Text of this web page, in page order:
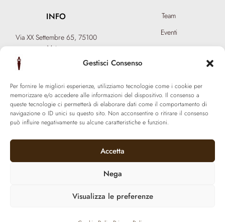
Gestisci Consenso
Per fornire le migliori esperienze, utilizziamo tecnologie come i cookie per
memorizzare e/o accedere alle informazioni del dispositivo. Il consenso a
queste tecnologie ci permetterà di elaborare dati come il comportamento di
navigazione o ID unici su questo sito. Non acconsentire o ritirare il consenso
può influire negativamente su alcune caratteristiche e funzioni.
Accetta
Nega
Visualizza le preferenze
INFO
Via XX Settembre 65, 75100
Matera
T: +39 0835 18 81 656
info@ferraronisignature.com
Team
Eventi
Diventa Hair Spa
Regala un’esperienza
Biotecnologia esclusiva
© 2021 Ferraroni signature. All Rights Reserved.